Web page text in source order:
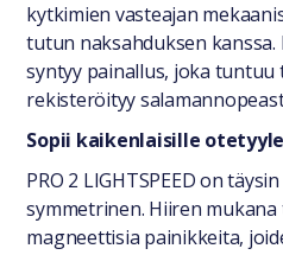
kytkimien vasteajan
tutun naksahduksen
syntyy painallus, joka tuntuu
rekisteröityy
Sopii kaikenlaisille
PRO 2 LIGHTSPEED on
symmetrinen. Hiiren
magneettisia painikkeita,